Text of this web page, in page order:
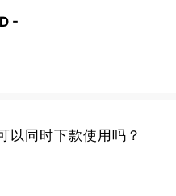
-
以同时下款使用吗？